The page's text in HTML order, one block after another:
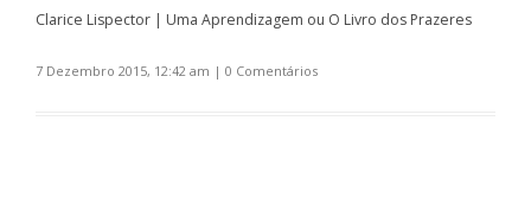
Clarice Lispector | Uma Aprendizagem ou O Livro dos Prazeres
7 Dezembro 2015, 12:42 am | 0 Comentários